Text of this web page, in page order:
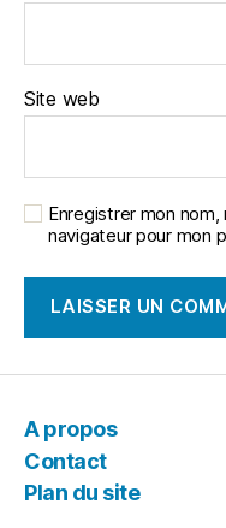
Site web
Enregistrer mon
navigateur pour mon
A propos
Contact
Plan du site